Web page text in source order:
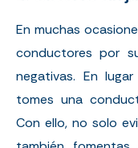
En muchas
conductores por
negativas. En
tomes una
Con ello, no solo